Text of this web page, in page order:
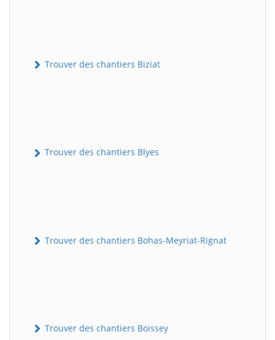
Trouver des chantiers Biziat
Trouver des chantiers Blyes
Trouver des chantiers Bohas-Meyriat-Rignat
Trouver des chantiers Boissey